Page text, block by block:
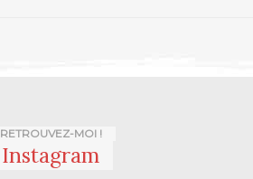
RETROUVEZ-MOI !
Instagram